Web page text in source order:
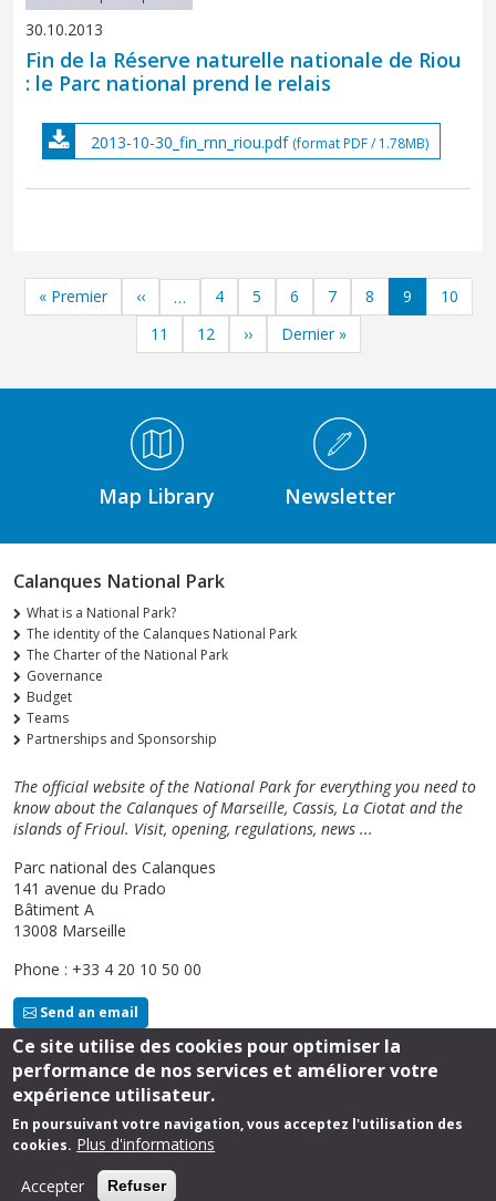
30.10.2013
Fin de la Réserve naturelle nationale de Riou
: le Parc national prend le relais
2013-10-30_fin_rnn_riou.pdf (format PDF / 1.78MB)
Pagination
First page
« Premier Previous page
‹‹ … Page
4 Page
5 Page
6 Page
7 Page
8 Page
9 Page
10
Page
11 Page
12 Next page
›› Last page
Dernier »
Médiathèque Footer
Map Library Newsletter
Calanques National Park
What is a National Park?
The identity of the Calanques National Park
The Charter of the National Park
Governance
Budget
Teams
Partnerships and Sponsorship
The official website of the National Park for everything you need to
know about the Calanques of Marseille, Cassis, La Ciotat and the
islands of Frioul. Visit, opening, regulations, news ...
Parc national des Calanques
141 avenue du Prado
Bâtiment A
13008 Marseille
Phone : +33 4 20 10 50 00
Send an email
Follow us
Ce site utilise des cookies pour optimiser la
performance de nos services et améliorer votre
expérience utilisateur.
En poursuivant votre navigation, vous acceptez l'utilisation des
cookies. Plus d'informations
Accepter
Refuser